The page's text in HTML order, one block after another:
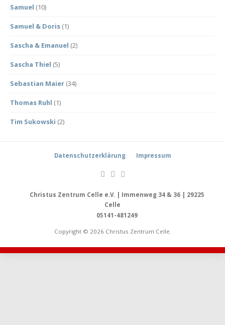
Samuel (10)
Samuel & Doris (1)
Sascha & Emanuel (2)
Sascha Thiel (5)
Sebastian Maier (34)
Thomas Ruhl (1)
Tim Sukowski (2)
Datenschutzerklärung Impressum
Christus Zentrum Celle e.V. | Immenweg 34 & 36 | 29225
Celle
05141-481249
Copyright © 2026 Christus Zentrum Celle.